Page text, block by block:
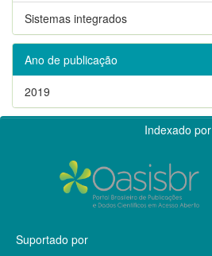
Sistemas integrados
Ano de publicação
2019
Indexado por
Suportado por